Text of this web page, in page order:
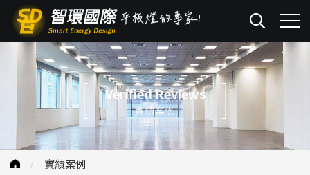
Verified Reviews
實績案例
實績案例